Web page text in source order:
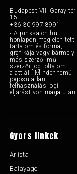
Budapest VII. Garay tér
15.
+36 30 997 8991
• A pinksalon.hu
honlapon megjelenített
tartalom és forma,
grafikája vagy bármely
más szerzői mű
szerzői jogi oltalom
alatt áll. Mindennemű
jogosulatlan
felhasználás jogi
eljárást von maga után.
Gyors linkek
Árlista
Balayage